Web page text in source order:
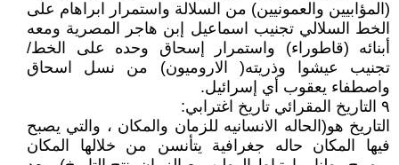
(المؤابيين والعمونيين) من السلالة واستمرار ابراهام على
الخط السلالي تجنيب اسماعيل إبن هاجر المصرية ومعه
أبنائه (قاطوراء) واستمرار إسحاق وحده على الخط/
تجنيب عيشوا وذريته( الاروميون) من نسل اسحاق
واصطفاء يعقوب أي إسرائيل.
٩ التاريخ المقرائي تاريخ اغترابي:
التاريخ هو(الحاله الانسانيه للزمان والمكان ، والتي يصبح
فيها المكان حاله جغرافية يتأنسن من خلالها المكان